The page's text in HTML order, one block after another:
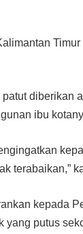
diberikan
ibu
terabaikan,”
kepada
putus